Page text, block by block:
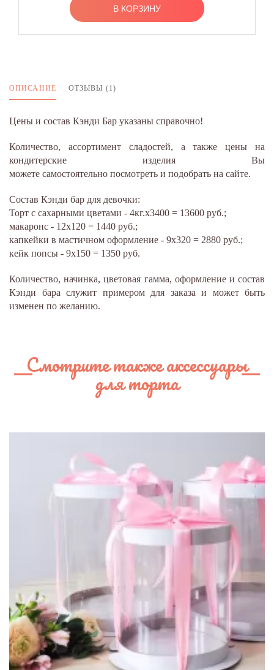
В КОРЗИНУ
ОПИСАНИЕ ОТЗЫВЫ (1)
Цены и состав Кэнди Бар указаны справочно!
Количество, ассортимент сладостей, а также цены на
кондитерские изделия Вы
можете самостоятельно посмотреть и подобрать на сайте.
Состав Кэнди бар для девочки:
Торт с сахарными цветами - 4кг.х3400 = 13600 руб.;
макаронс - 12х120 = 1440 руб.;
капкейки в мастичном оформление - 9х320 = 2880 руб.;
кейк попсы - 9х150 = 1350 руб.
Количество, начинка, цветовая гамма, оформление и состав
Кэнди бара служит примером для заказа и может быть
изменен по желанию.
Смотрите также аксессуары
для торта